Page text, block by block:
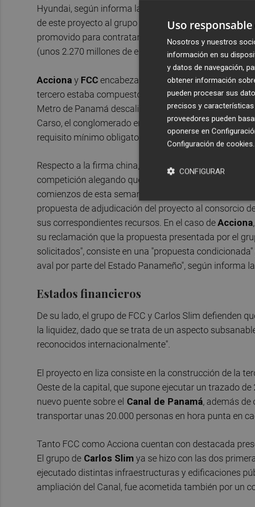
Hyundai, según informa la prensa local. Metro de
de este proyecto al grupo liderado por Hyundai al
promovido para contratar la obra y plantear la menor
(unos 2.270 millones de euros).
Acciona y FCC encabezaban otros de tres
tercero estaba compuesto por
China Railway Group
Metro de Panamá descalificó a los dos últimos
Carso, el conglomerado empresarial de su accionista
requisito mínimo obligatorio financiero del coeficiente
Respecto a la firma china, la compañía pública
competición alegando que "no había alcanzado la
comienzos de esta semana Metro de Panamá abriera
propuesta de adjudicación del proyecto al consorcio
sus correspondientes recursos. En el caso deAcciona
su reclamación que la propuesta presentada por el
solicitados", consiste en una "propuesta
aval por parte del Estado Panameño", según informa
Estados financieros
De su lado, el grupo de FCC y Carlos Slim defienden
la liquidez, dado que se trata de un aspecto
reconocidos internacionalmente".
El proyecto en liza consiste en la construcción de la
Oeste de la capital, que supone ejecutar un trazado
nuevo puente sobre el Canal de Panamá, además
transportar unas 20.000 personas en hora punta en
Tanto FCC como Acciona cuentan con destacada
El grupo de Carlos Slim ya se hizo con las dos
ejecutado distintas infraestructuras y edificaciones
ampliación del Canal, fue acometida también por un
Uso
Nosotros y nuestros
información en su
y datos de navegación,
obtener información
pueden procesar sus
precisos y
proveedores pueden
oponerse en
Configuración de cookies.
CONFIGURAR